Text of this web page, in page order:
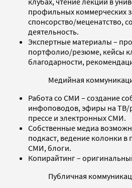
профильных коммерческих
спонсорство/меценатство,
деятельность.
Экспертные материалы –
портфолио/резюме, кейсы
благодарности,
Медийная
Работа со СМИ – создание
инфоповодов, эфиры на ТВ/
прессе и электронных СМИ.
Собственные медиа
подкаст, ведение колонки
СМИ, блоги.
Копирайтинг –
Публичная